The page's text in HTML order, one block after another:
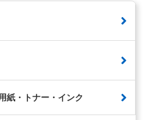
紙・トナー・インク